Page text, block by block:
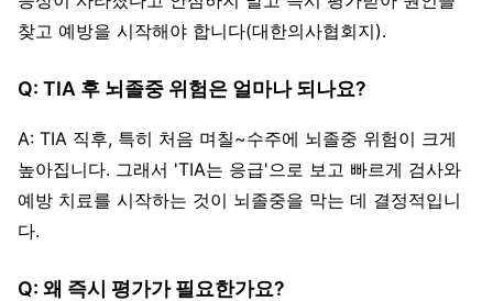
찾고 예방을 시작해야 합니다(대한의사협회지).
Q: TIA 후 뇌졸중 위험은 얼마나 되나요?
A: TIA 직후, 특히 처음 며칠~수주에 뇌졸중 위험이 크게
높아집니다. 그래서 'TIA는 응급'으로 보고 빠르게 검사와
예방 치료를 시작하는 것이 뇌졸중을 막는 데 결정적입니
다.
Q: 왜 즉시 평가가 필요한가요?